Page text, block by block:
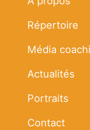
Répertoire
Média
Actualités
Portraits
Contact